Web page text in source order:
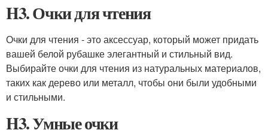
H3. Очки для чтения
Очки для чтения - это аксессуар, который может придать
вашей белой рубашке элегантный и стильный вид.
Выбирайте очки для чтения из натуральных материалов,
таких как дерево или металл, чтобы они были удобными
и стильными.
H3. Умные очки